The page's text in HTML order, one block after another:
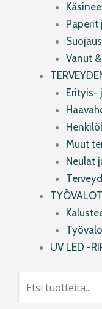
Vanut
Erityis-
Muut
Neulat
UV LED -